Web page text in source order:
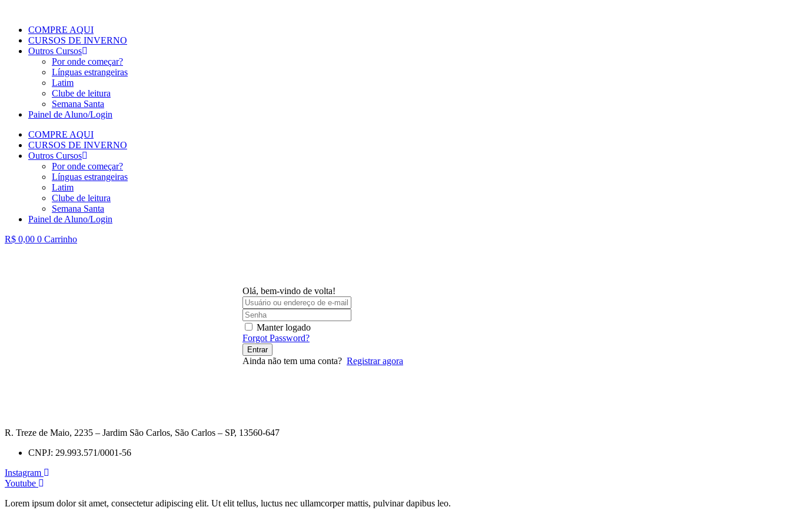
COMPRE AQUI
CURSOS DE INVERNO
Outros Cursos
Por onde começar?
Línguas estrangeiras
Latim
Clube de leitura
Semana Santa
Painel de Aluno/Login
COMPRE AQUI
CURSOS DE INVERNO
Outros Cursos
Por onde começar?
Línguas estrangeiras
Latim
Clube de leitura
Semana Santa
Painel de Aluno/Login
R$ 0,00 0 Carrinho
Olá, bem-vindo de volta!
Manter logado
Forgot Password?
Entrar
Ainda não tem uma conta? Registrar agora
R. Treze de Maio, 2235 – Jardim São Carlos, São Carlos – SP, 13560-647
CNPJ: 29.993.571/0001-56
Instagram
Youtube
Lorem ipsum dolor sit amet, consectetur adipiscing elit. Ut elit tellus, luctus nec ullamcorper mattis, pulvinar dapibus leo.